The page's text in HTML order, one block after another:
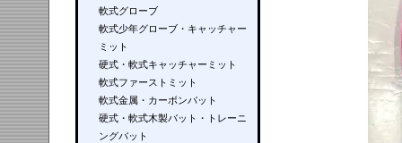
軟式グローブ
軟式少年グローブ・キャッチャー
ミット
硬式・軟式キャッチャーミット
軟式ファーストミット
軟式金属・カーボンバット
硬式・軟式木製バット・トレーニ
ングバット